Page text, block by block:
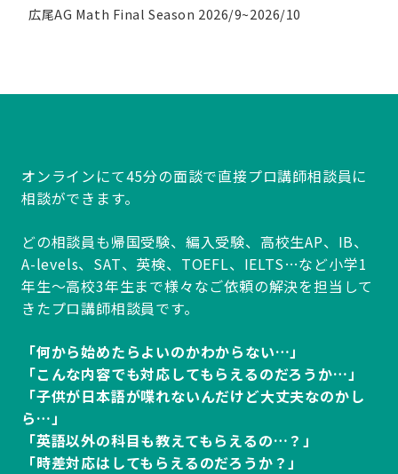
広尾AG Math Final Season 2026/9~2026/10
オンラインにて45分の面談で直接プロ講師相談員に
相談ができます。
どの相談員も帰国受験、編入受験、高校生AP、IB、
A-levels、SAT、英検、TOEFL、IELTS…など小学1
年生～高校3年生まで様々なご依頼の解決を担当して
きたプロ講師相談員です。
「何から始めたらよいのかわからない…」
「こんな内容でも対応してもらえるのだろうか…」
「子供が日本語が喋れないんだけど大丈夫なのかし
ら…」
「英語以外の科目も教えてもらえるの…？」
「時差対応はしてもらえるのだろうか？」